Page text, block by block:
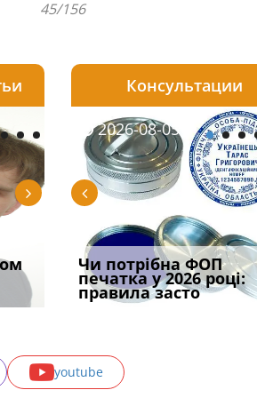
45/156
2026-08-05
Чоловік помер, але
позика залишилася: як
фраза «на
2026-08-04
Переоформлення
відстрочки за іншою
підставою: нов
Консультации
2026-08-05
Чи потрібна ФОП
печатка у 2026 році:
правила засто
2026-07-30
При зарахуванні в
покарання днів
тримання пі
youtube